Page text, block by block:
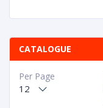
CATALOGUE
Per Page
12